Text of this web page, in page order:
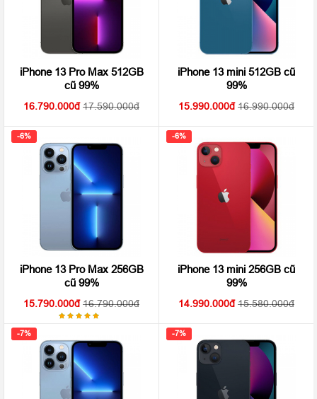
iPhone 13 Pro Max 512GB
cũ 99%
16.790.000 17.590.000
iPhone 13 mini 512GB cũ
99%
15.990.000 16.990.000
-6%
iPhone 13 Pro Max 256GB
cũ 99%
15.790.000 16.790.000
Được
sao
-6%
iPhone 13 mini 256GB cũ
99%
14.990.000 15.580.000
-7% -7%